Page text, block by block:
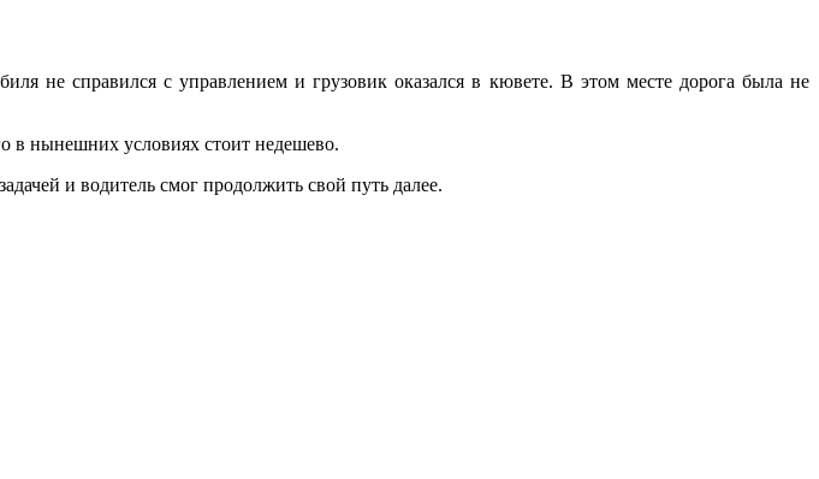
не справился с управлением и грузовик оказался в кювете. В этом месте дорога была не
в нынешних условиях стоит недешево.
и водитель смог продолжить свой путь далее.